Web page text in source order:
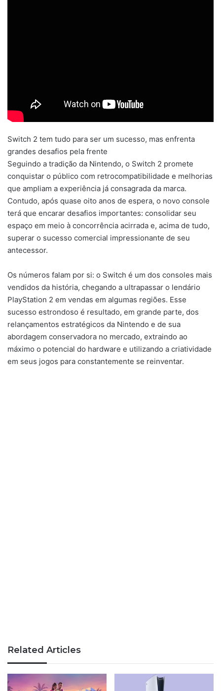
Switch 2 tem tudo para ser um sucesso, mas enfrenta
grandes desafios pela frente
Seguindo a tradição da Nintendo, o Switch 2 promete
conquistar o público com retrocompatibilidade e melhorias
que ampliam a experiência já consagrada da marca.
Contudo, após quase oito anos de espera, o novo console
terá que encarar desafios importantes: consolidar seu
espaço em meio à concorrência acirrada e, acima de tudo,
superar o sucesso comercial impressionante de seu
antecessor.
Os números falam por si: o Switch é um dos consoles mais
vendidos da história, chegando a ultrapassar o lendário
PlayStation 2 em vendas em algumas regiões. Esse
sucesso estrondoso é resultado, em grande parte, dos
relançamentos estratégicos da Nintendo e de sua
abordagem conservadora no mercado, extraindo ao
máximo o potencial do hardware e utilizando a criatividade
em seus jogos para constantemente se reinventar.
Related Articles